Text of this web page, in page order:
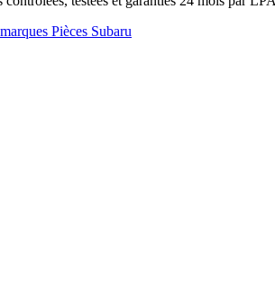
Pièces Subaru